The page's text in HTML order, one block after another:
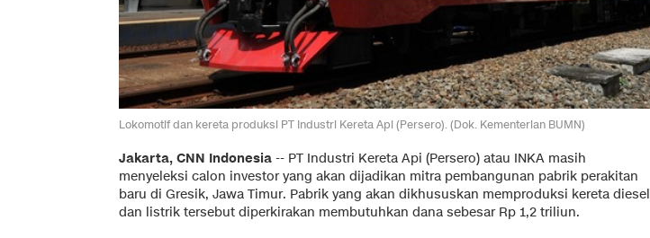
Lokomotif dan kereta produksi PT Industri Kereta Api (Persero). (Dok. Kementerian BUMN)
Jakarta, CNN Indonesia -- PT Industri Kereta Api (Persero) atau INKA masih
menyeleksi calon investor yang akan dijadikan mitra pembangunan pabrik perakitan
baru di Gresik, Jawa Timur. Pabrik yang akan dikhususkan memproduksi kereta diesel
dan listrik tersebut diperkirakan membutuhkan dana sebesar Rp 1,2 triliun.